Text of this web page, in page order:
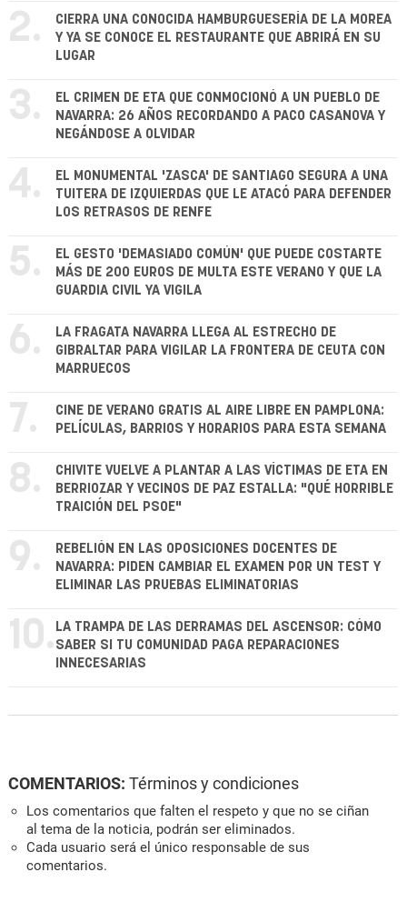
2.
CIERRA UNA CONOCIDA HAMBURGUESERÍA DE LA MOREA
Y YA SE CONOCE EL RESTAURANTE QUE ABRIRÁ EN SU
LUGAR
3.
EL CRIMEN DE ETA QUE CONMOCIONÓ A UN PUEBLO DE
NAVARRA: 26 AÑOS RECORDANDO A PACO CASANOVA Y
NEGÁNDOSE A OLVIDAR
4.
EL MONUMENTAL 'ZASCA' DE SANTIAGO SEGURA A UNA
TUITERA DE IZQUIERDAS QUE LE ATACÓ PARA DEFENDER
LOS RETRASOS DE RENFE
5.
EL GESTO 'DEMASIADO COMÚN' QUE PUEDE COSTARTE
MÁS DE 200 EUROS DE MULTA ESTE VERANO Y QUE LA
GUARDIA CIVIL YA VIGILA
6.
LA FRAGATA NAVARRA LLEGA AL ESTRECHO DE
GIBRALTAR PARA VIGILAR LA FRONTERA DE CEUTA CON
MARRUECOS
7.
CINE DE VERANO GRATIS AL AIRE LIBRE EN PAMPLONA:
PELÍCULAS, BARRIOS Y HORARIOS PARA ESTA SEMANA
8.
CHIVITE VUELVE A PLANTAR A LAS VÍCTIMAS DE ETA EN
BERRIOZAR Y VECINOS DE PAZ ESTALLA: "QUÉ HORRIBLE
TRAICIÓN DEL PSOE"
9.
REBELIÓN EN LAS OPOSICIONES DOCENTES DE
NAVARRA: PIDEN CAMBIAR EL EXAMEN POR UN TEST Y
ELIMINAR LAS PRUEBAS ELIMINATORIAS
10. LA TRAMPA DE LAS DERRAMAS DEL ASCENSOR: CÓMO
SABER SI TU COMUNIDAD PAGA REPARACIONES
INNECESARIAS
COMENTARIOS: Términos y condiciones
Los comentarios que falten el respeto y que no se ciñan
al tema de la noticia, podrán ser eliminados.
Cada usuario será el único responsable de sus
comentarios.